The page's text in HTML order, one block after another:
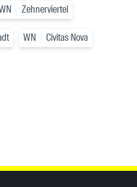
Zehnerviertel
WN Civitas Nova